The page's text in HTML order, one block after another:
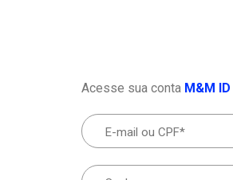
Acesse sua conta M&M ID